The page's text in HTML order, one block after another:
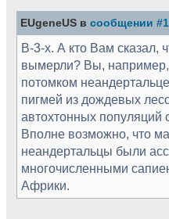
EUgeneUS в сообщении
В-3-х. А кто Вам сказал,
вымерли? Вы, например,
потомком
пигмей из дождевых
автохтонных популяций
Вполне возможно, что
неандертальцы были
многочисленными
Африки.